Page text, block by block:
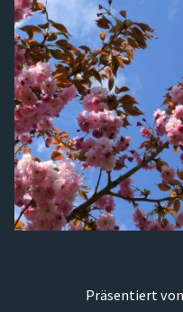
Präsentiert von